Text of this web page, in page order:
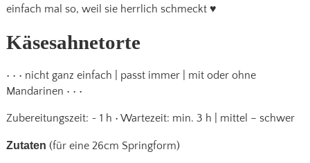
einfach mal so, weil sie herrlich schmeckt ♥
Käsesahnetorte
• • • nicht ganz einfach | passt immer | mit oder ohne
Mandarinen • • •
Zubereitungszeit: ~ 1 h • Wartezeit: min. 3 h | mittel – schwer
Zutaten (für eine 26cm Springform)